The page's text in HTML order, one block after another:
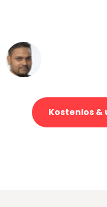
Kostenlos